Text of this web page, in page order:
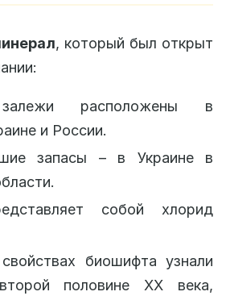
, который был открыт
расположены в
и России.
запасы – в Украине в
собой хлорид
биошифта узнали
половине XX века,